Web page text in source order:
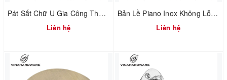
Pát Sắt Chữ U Gia Công Theo Yêu Cầu – Liên Kết Ngành Gỗ & Cơ Khí | Mã 1608.1.45581
Liên hệ
Bản Lề Piano Inox Không Lỗ – Sản Xuất Theo MOQ | Mã 1240.1.50160
Liên hệ